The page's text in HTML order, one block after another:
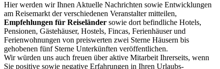
Hier werden wir Ihnen Aktuelle Nachrichten sowie Entwicklungen
am Reisemarkt der verschiedenen Veranstalter mitteilen,
Empfehlungen für Reiseländer sowie dort befindliche Hotels,
Pensionen, Gästehäuser, Hostels, Fincas, Ferienhäuser und
Ferienwohnungen von preiswerten zwei Sterne Häusern bis
gehobenen fünf Sterne Unterkünften veröffentlichen.
Wir würden uns auch freuen über aktive Mitarbeit Ihrerseits, wenn
Sie positive sowie negative Erfahrungen in Ihren Urlaubs-